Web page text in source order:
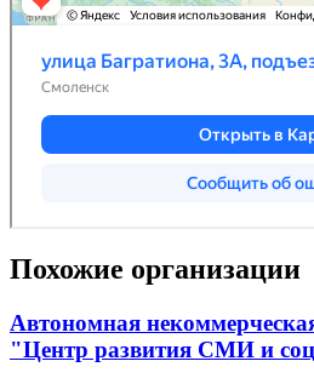
Похожие организации
Автономная
"Центр развития СМИ и